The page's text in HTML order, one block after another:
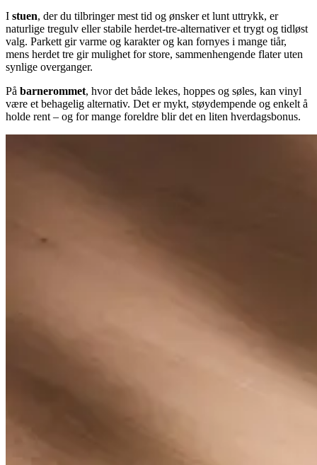
I stuen, der du tilbringer mest tid og ønsker et lunt uttrykk, er
naturlige tregulv eller stabile herdet-tre‑alternativer et trygt og tidløst
valg. Parkett gir varme og karakter og kan fornyes i mange tiår,
mens herdet tre gir mulighet for store, sammenhengende flater uten
synlige overganger.
På barnerommet, hvor det både lekes, hoppes og søles, kan vinyl
være et behagelig alternativ. Det er mykt, støydempende og enkelt å
holde rent – og for mange foreldre blir det en liten hverdagsbonus.